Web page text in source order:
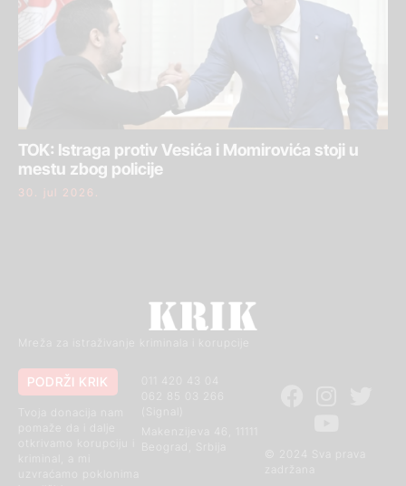
TOK: Istraga protiv Vesića i Momirovića stoji u
mestu zbog policije
30. jul 2026.
Mreža za istraživanje kriminala i korupcije
© 2024 Sva prava
011 420 43 04
Makenzijeva 46, 11111
PODRŽI KRIK
otkrivamo korupciju i
kriminal, a mi
uzvraćamo poklonima